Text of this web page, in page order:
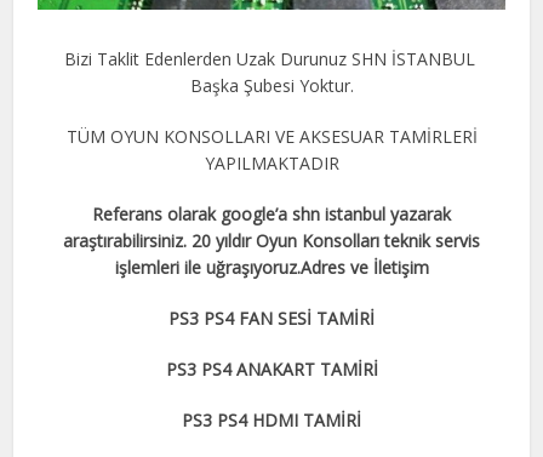
Bizi Taklit Edenlerden Uzak Durunuz SHN İSTANBUL
Başka Şubesi Yoktur.
TÜM OYUN KONSOLLARI VE AKSESUAR TAMİRLERİ
YAPILMAKTADIR
Referans olarak google’a shn istanbul yazarak
araştırabilirsiniz. 20 yıldır Oyun Konsolları teknik servis
işlemleri ile uğraşıyoruz.Adres ve İletişim
PS3 PS4 FAN SESİ TAMİRİ
PS3 PS4 ANAKART TAMİRİ
PS3 PS4 HDMI TAMİRİ